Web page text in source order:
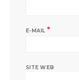
E-MAIL *
SITE WEB